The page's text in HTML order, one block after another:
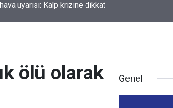
uyarısı: Kalp krizine dikkat
ölü olarak
Genel